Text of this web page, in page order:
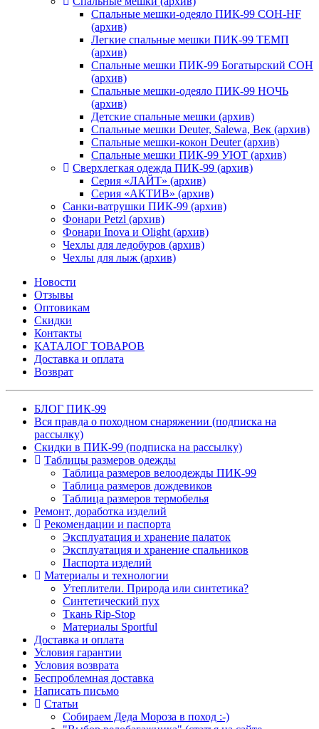
Спальные мешки-одеяло ПИК-99 СОН-HF
(архив)
Легкие спальные мешки ПИК-99 ТЕМП
(архив)
Спальные мешки ПИК-99 Богатырский СОН
(архив)
Спальные мешки-одеяло ПИК-99 НОЧЬ
(архив)
Детские спальные мешки (архив)
Спальные мешки Deuter, Salewa, Век (архив)
Спальные мешки-кокон Deuter (архив)
Спальные мешки ПИК-99 УЮТ (архив)
Сверхлегкая одежда ПИК-99 (архив)
Серия «ЛАЙТ» (архив)
Серия «АКТИВ» (архив)
Санки-ватрушки ПИК-99 (архив)
Фонари Petzl (архив)
Фонари Inova и Olight (архив)
Чехлы для ледобуров (архив)
Чехлы для лыж (архив)
Новости
Отзывы
Оптовикам
Скидки
Контакты
КАТАЛОГ ТОВАРОВ
Доставка и оплата
Возврат
БЛОГ ПИК-99
Вся правда о походном снаряжении (подписка на
рассылку)
Скидки в ПИК-99 (подписка на рассылку)
Таблицы размеров одежды
Таблица размеров велоодежды ПИК-99
Таблица размеров дождевиков
Таблица размеров термобелья
Ремонт, доработка изделий
Рекомендации и паспорта
Эксплуатация и хранение палаток
Эксплуатация и хранение спальников
Паспорта изделий
Материалы и технологии
Утеплители. Природа или синтетика?
Синтетический пух
Ткань Rip-Stop
Материалы Sportful
Доставка и оплата
Условия гарантии
Условия возврата
Беспроблемная доставка
Написать письмо
Статьи
Собираем Деда Мороза в поход :-)